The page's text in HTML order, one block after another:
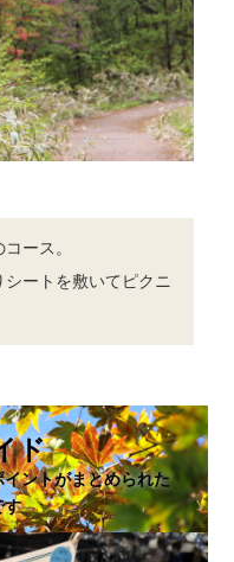
ース。
ートを敷いてピクニ
ド
ントがまとめられた
す